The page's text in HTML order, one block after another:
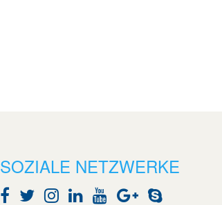
SOZIALE NETZWERKE